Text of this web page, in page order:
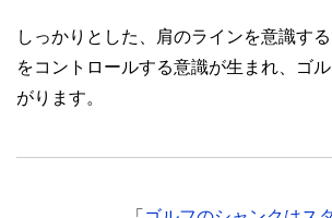
しっかりとした、肩のラインを意識す
をコントロールする意識が生まれ、ゴ
がります。